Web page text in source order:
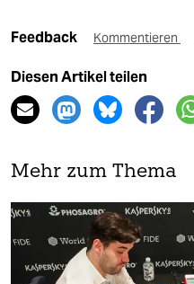
Feedback Kommentieren
Diesen Artikel teilen
Mehr zum Thema